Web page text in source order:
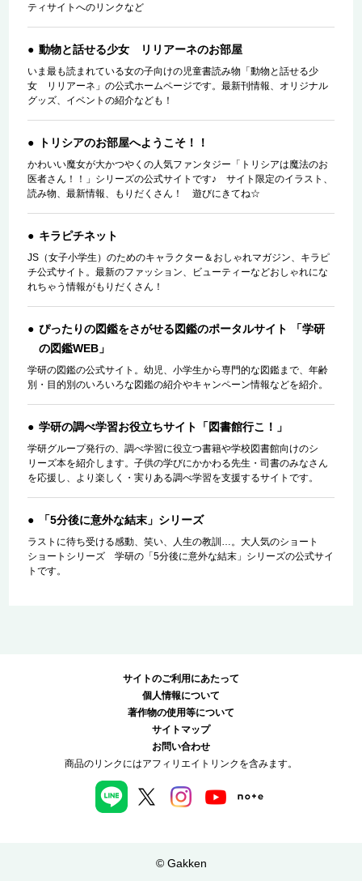
ティサイトへのリンクなど
動物と話せる少女 リリアーネのお部屋
いま最も読まれている女の子向けの児童書読み物「動物と話せる少
女 リリアーネ」の公式ホームページです。最新刊情報、オリジナル
グッズ、イベントの紹介なども！
トリシアのお部屋へようこそ！！
かわいい魔女が大かつやくの人気ファンタジー「トリシアは魔法のお
医者さん！！」シリーズの公式サイトです♪ サイト限定のイラスト、
読み物、最新情報、もりだくさん！ 遊びにきてね☆
キラピチネット
JS（女子小学生）のためのキャラクター＆おしゃれマガジン、キラピ
チ公式サイト。最新のファッション、ビューティーなどおしゃれにな
れちゃう情報がもりだくさん！
ぴったりの図鑑をさがせる図鑑のポータルサイト 「学研
の図鑑WEB」
学研の図鑑の公式サイト。幼児、小学生から専門的な図鑑まで、年齢
別・目的別のいろいろな図鑑の紹介やキャンペーン情報などを紹介。
学研の調べ学習お役立ちサイト「図書館行こ！」
学研グループ発行の、調べ学習に役立つ書籍や学校図書館向けのシ
リーズ本を紹介します。子供の学びにかかわる先生・司書のみなさん
を応援し、より楽しく・実りある調べ学習を支援するサイトです。
「5分後に意外な結末」シリーズ
ラストに待ち受ける感動、笑い、人生の教訓…。大人気のショート
ショートシリーズ 学研の「5分後に意外な結末」シリーズの公式サイ
トです。
サイトのご利用にあたって
個人情報について
著作物の使用等について
サイトマップ
お問い合わせ
商品のリンクにはアフィリエイトリンクを含みます。
© Gakken